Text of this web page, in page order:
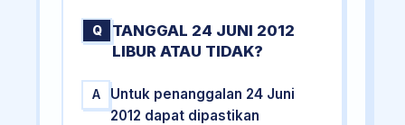
Q
TANGGAL 24 JUNI 2012
LIBUR ATAU TIDAK?
A
Untuk penanggalan 24 Juni
2012 dapat dipastikan